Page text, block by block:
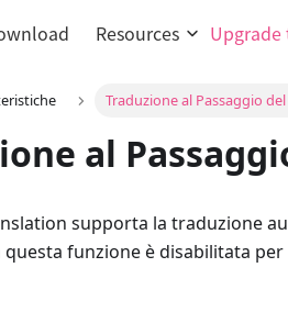
Resources Upgrade
Traduzione al Passaggio
al
supporta la traduzione
funzione è disabilitata